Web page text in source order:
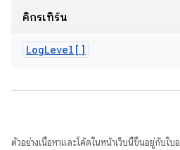
คิกรีเทิร์น
LogLevel[]
ตัวอย่างเนื้อหาและโค้ดในหน้าเว็บนี้ขึ้นอยู่กับใ